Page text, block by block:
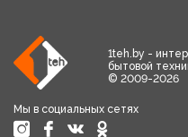
1teh.by -
бытовой
© 2009-2026
Мы в социальных сетях